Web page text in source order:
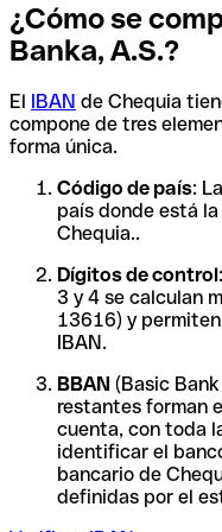
¿Cómo se
Banka, A.S.?
El IBAN de Chequia
compone de tres
forma única.
Código de país:
país donde está
Chequia..
Dígitos de control
3 y 4 se calculan
13616) y
IBAN.
BBAN (Basic
restantes forman
cuenta, con toda
identificar el
bancario de
definidas por el